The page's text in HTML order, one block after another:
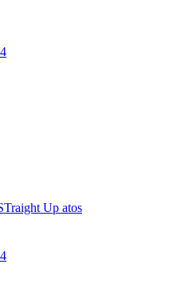
Up atos